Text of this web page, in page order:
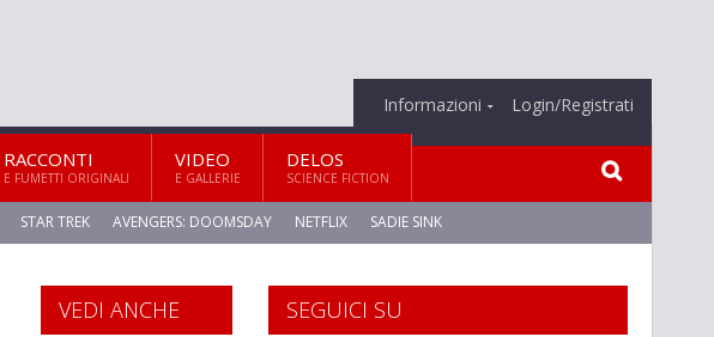
Informazioni Login/Registrati
RACCONTI
E FUMETTI ORIGINALI
VIDEO
E GALLERIE
DELOS
SCIENCE FICTION
STAR TREK AVENGERS: DOOMSDAY NETFLIX SADIE SINK
SEGUICI SU
VEDI ANCHE